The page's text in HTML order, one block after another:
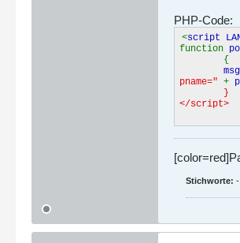
PHP-Code:
<script
function
{
pname=" +
}
</script>
Stichworte: -